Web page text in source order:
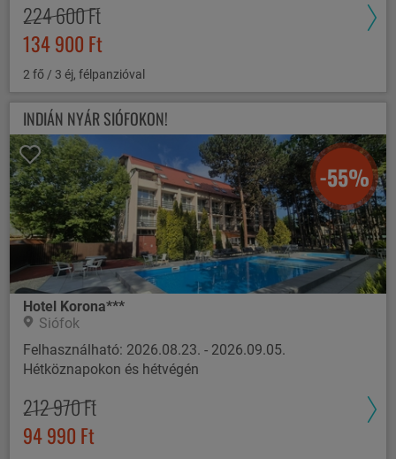
224 600 Ft
134 900 Ft
2 fő / 3 éj, félpanzióval
INDIÁN NYÁR SIÓFOKON!
-55%
Hotel Korona***
Siófok
Felhasználható: 2026.08.23. - 2026.09.05.
Hétköznapokon és hétvégén
212 970 Ft
94 990 Ft